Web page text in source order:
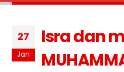
27
Jan
Isra dan